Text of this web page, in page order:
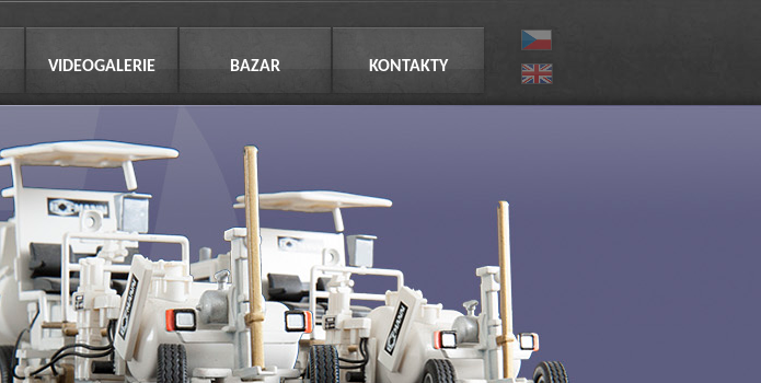
VIDEOGALERIE BAZAR KONTAKTY